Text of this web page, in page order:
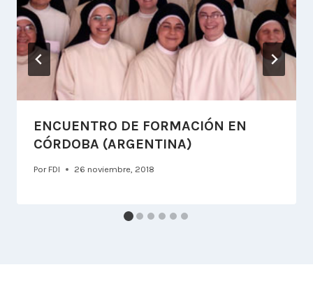
ENCUENTRO DE FORMACIÓN EN
CÓRDOBA (ARGENTINA)
Por FDI 26 noviembre, 2018